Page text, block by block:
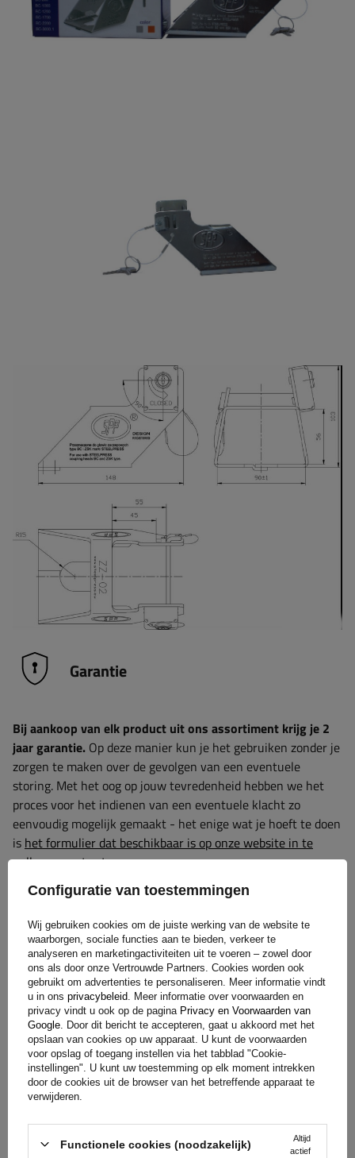
Garantie
Bij aankoop van elk product uit ons assortiment krijg je 2
jaar garantie. Op deze manier kun je het gebruiken zonder je
zorgen te maken over de gevolgen van een eventuele
storing. Met het oog op jouw tevredenheid hebben we het
proces voor het indienen van een eventuele klacht zo
eenvoudig mogelijk gemaakt - het enige wat je hoeft te doen
is het formulier dat beschikbaar is op onze website in te
vullen en op te sturen.
Hulp
Heb je vragen over de keuze of het gebruik van onze
producten? Neem contact met ons op! De specialisten van
Unitrailer geven je graag alle informatie.
+31 30 3100444 unitrailer@utrailer.nl
Configuratie van toestemmingen
Wij gebruiken cookies om de juiste werking van de website te
waarborgen, sociale functies aan te bieden, verkeer te
analyseren en marketingactiviteiten uit te voeren – zowel door
ons als door onze Vertrouwde Partners. Cookies worden ook
gebruikt om advertenties te personaliseren. Meer informatie vindt
u in ons privacybeleid . Meer informatie over voorwaarden en
privacy vindt u ook op de pagina Privacy en Voorwaarden van
Google . Door dit bericht te accepteren, gaat u akkoord met het
opslaan van cookies op uw apparaat. U kunt de voorwaarden
voor opslag of toegang instellen via het tabblad "Cookie-
instellingen". U kunt uw toestemming op elk moment intrekken
door de cookies uit de browser van het betreffende apparaat te
verwijderen.
Functionele cookies (noodzakelijk)
Altijd
actief